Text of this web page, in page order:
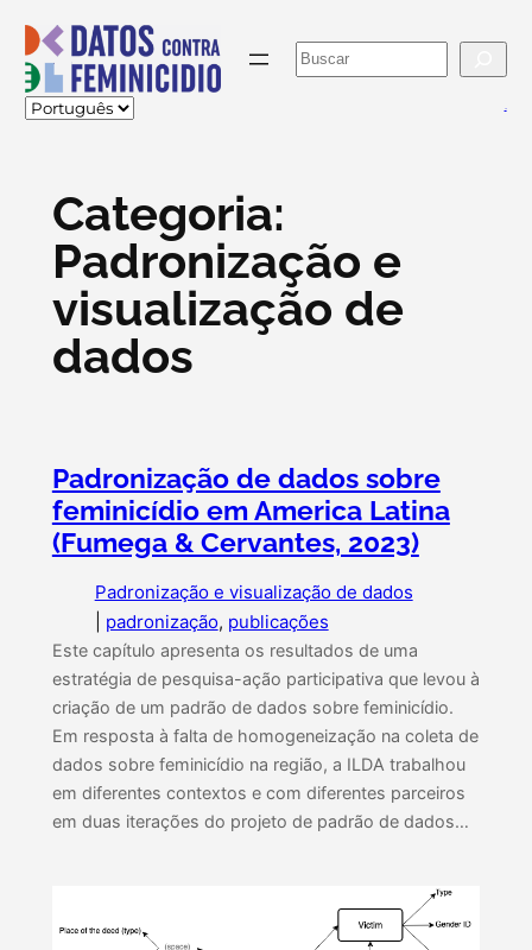
Pular
para
conteúdo
Buscar
Categoria:
Padronização e
visualização de
dados
Padronização de dados sobre
feminicídio em America Latina
(Fumega & Cervantes, 2023)
Padronização e visualização de dados
padronização, publicações
Este capítulo apresenta os resultados de uma
estratégia de pesquisa-ação participativa que levou à
criação de um padrão de dados sobre feminicídio.
Em resposta à falta de homogeneização na coleta de
dados sobre feminicídio na região, a ILDA trabalhou
em diferentes contextos e com diferentes parceiros
em duas iterações do projeto de padrão de dados…